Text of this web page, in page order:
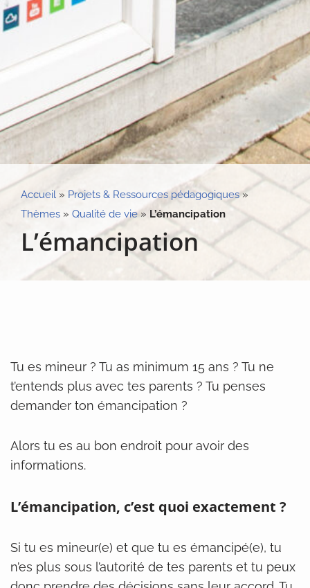
Accueil » Projets & Ressources pédagogiques»
Thèmes » Qualité de vie» L’émancipation
L’émancipation
Tu es mineur ? Tu as minimum 15 ans ? Tu ne
t’entends plus avec tes parents ? Tu penses
demander ton émancipation ?
Alors tu es au bon endroit pour avoir des
informations.
L’émancipation, c’est quoi exactement ?
Si tu es mineur(e) et que tu es émancipé(e), tu
n’es plus sous l’autorité de tes parents et tu peux